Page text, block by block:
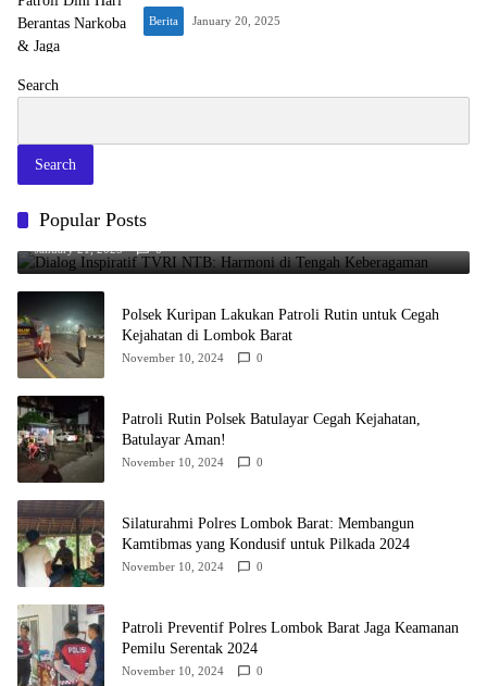
Berita January 20, 2025
Search
Search
Popular Posts
Dialog Inspiratif TVRI NTB: Harmoni di Tengah Keberagaman
January 21, 2025 0
Polsek Kuripan Lakukan Patroli Rutin untuk Cegah
Kejahatan di Lombok Barat
November 10, 2024 0
Patroli Rutin Polsek Batulayar Cegah Kejahatan,
Batulayar Aman!
November 10, 2024 0
Silaturahmi Polres Lombok Barat: Membangun
Kamtibmas yang Kondusif untuk Pilkada 2024
November 10, 2024 0
Patroli Preventif Polres Lombok Barat Jaga Keamanan
Pemilu Serentak 2024
November 10, 2024 0